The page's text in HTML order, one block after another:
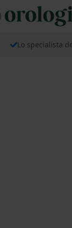
Lo specialista